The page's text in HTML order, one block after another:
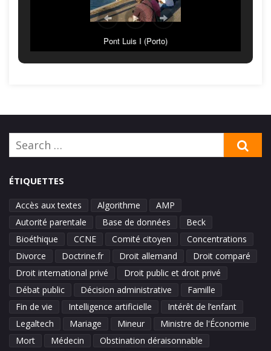
Pont Luis I (Porto)
Search
for:
ÉTIQUETTES
Accès aux textes Algorithme
AMP
Autorité parentale
Base de données
Beck
Bioéthique
CCNE Comité citoyen
Concentrations
Divorce
Doctrine.fr Droit allemand
Droit comparé
Droit international privé
Droit public et droit privé
Débat public
Décision administrative
Famille
Fin de vie
Intelligence artificielle
Intérêt de l’enfant
Legaltech
Mariage Mineur
Ministre de l'Économie
Mort
Médecin
Obstination déraisonnable